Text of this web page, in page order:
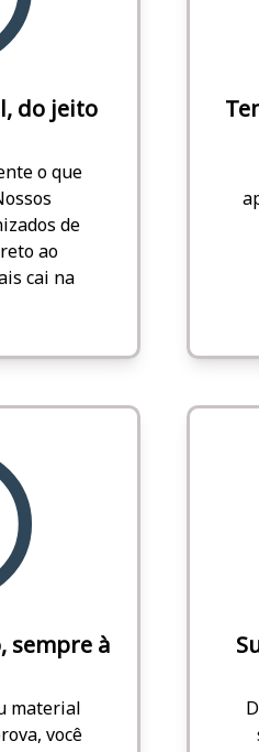
do jeito
o que
de
ao
cai na
sempre à
material
você